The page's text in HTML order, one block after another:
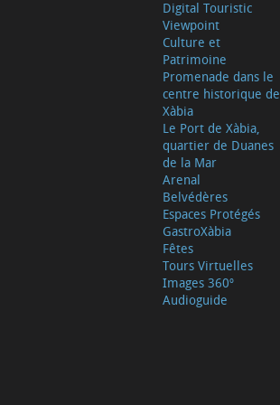
Digital Touristic
Viewpoint
Culture et
Patrimoine
Promenade dans le
centre historique de
Xàbia
Le Port de Xàbia,
quartier de Duanes
de la Mar
Arenal
Belvédères
Espaces Protégés
GastroXàbia
Fêtes
Tours Virtuelles
Images 360º
Audioguide